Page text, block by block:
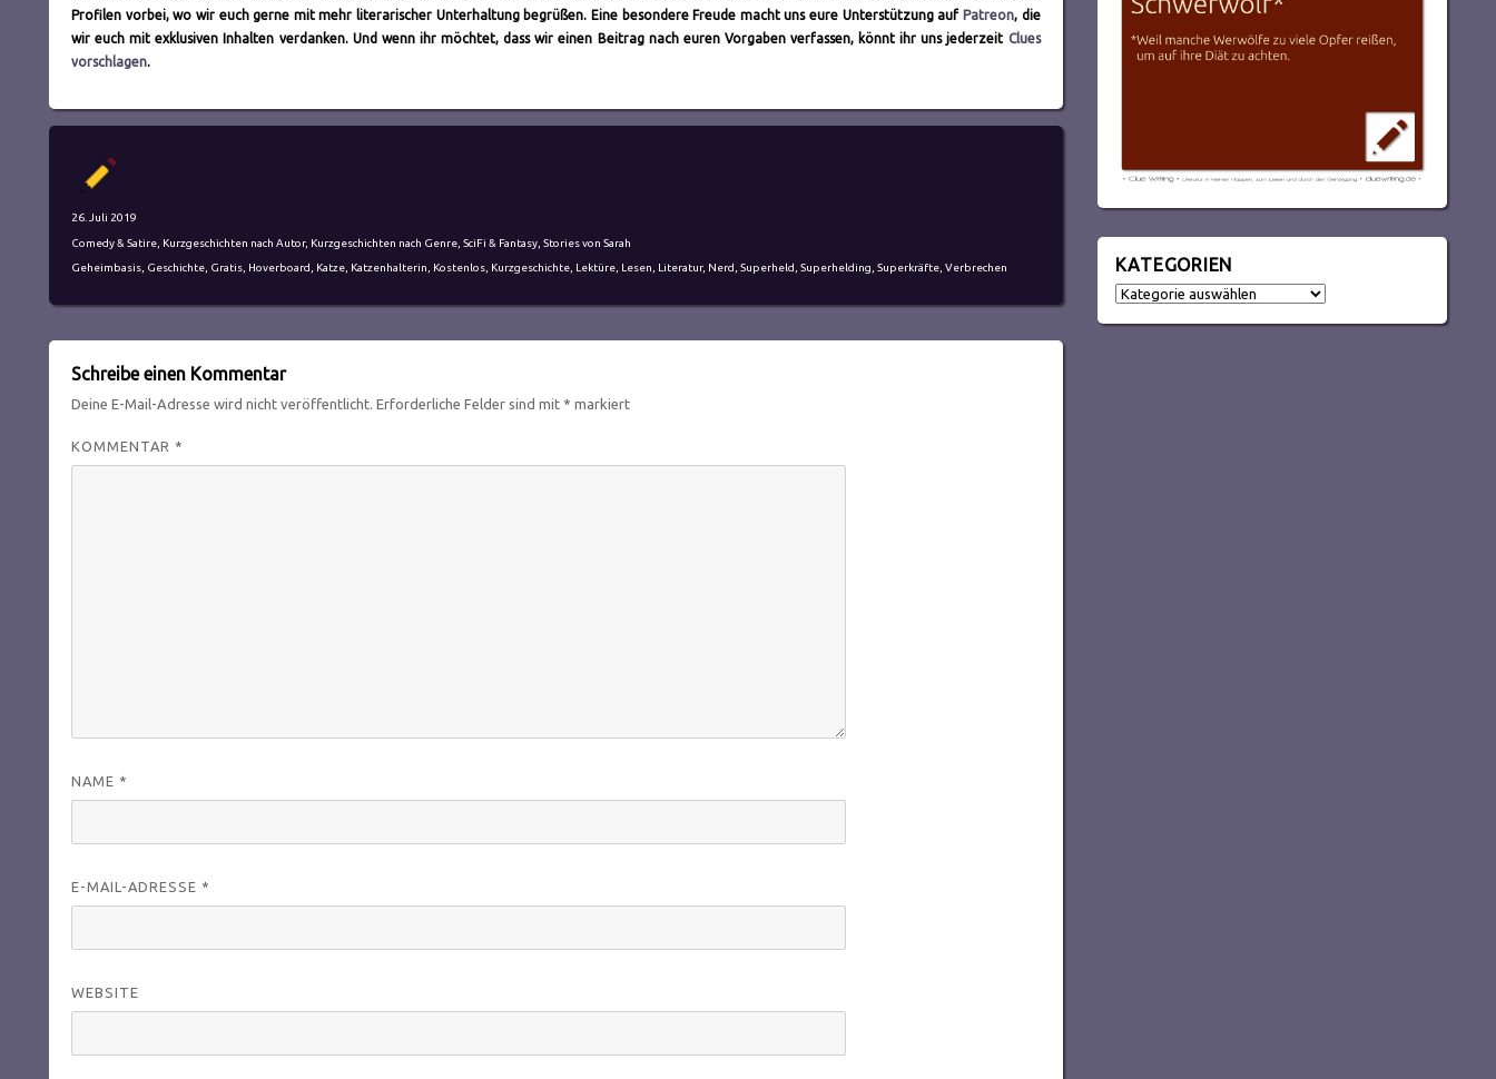
Profilen vorbei, wo wir euch gerne mit mehr literarischer Unterhaltung begrüßen. Eine besondere Freude macht uns eure Unterstützung auf Patreon, die
wir euch mit exklusiven Inhalten verdanken. Und wenn ihr möchtet, dass wir einen Beitrag nach euren Vorgaben verfassen, könnt ihr uns jederzeit Clues
vorschlagen.
Veröffentlicht
26. Juli 2019
Kategorien
Comedy & Satire Kurzgeschichten nach Autor, Kurzgeschichten nach Genre SciFi & Fantasy Stories von Sarah
Schlagwörter
Geheimbasis Geschichte Gratis Hoverboard Katze Katzenhalterin Kostenlos Kurzgeschichte Lektüre Lesen Literatur, Nerd Superheld Superhelding Superkräfte Verbrechen
Schreibe einen Kommentar
Deine E-Mail-Adresse wird nicht veröffentlicht. Erforderliche Felder sind mit * markiert
KOMMENTAR *
NAME *
E-MAIL-ADRESSE *
WEBSITE
KATEGORIEN
Kategorien